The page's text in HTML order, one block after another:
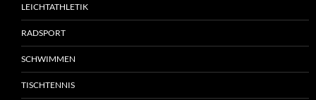
LEICHTATHLETIK
RADSPORT
SCHWIMMEN
TISCHTENNIS